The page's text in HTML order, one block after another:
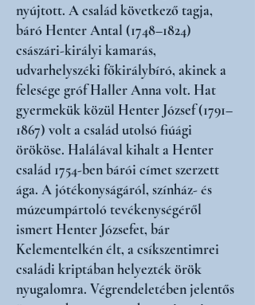
nyújtott. A család következő tagja,
báró Henter Antal (1748–1824)
császári-királyi kamarás,
udvarhelyszéki főkirálybíró, akinek a
felesége gróf Haller Anna volt. Hat
gyermekük közül Henter József (1791–
1867) volt a család utolsó fiúági
örököse. Halálával kihalt a Henter
család 1754-ben bárói címet szerzett
ága. A jótékonyságáról, színház- és
múzeumpártoló tevékenységéről
ismert Henter Józsefet, bár
Kelementelkén élt, a csíkszentimrei
családi kriptában helyezték örök
nyugalomra. Végrendeletében jelentős